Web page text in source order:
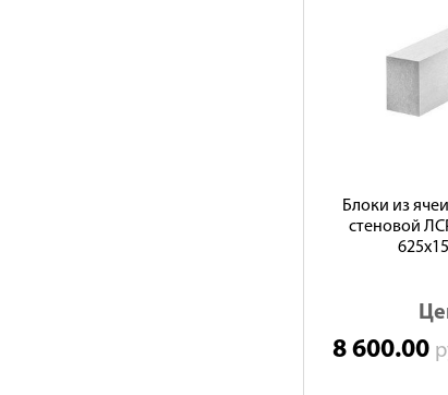
Блоки из
стеновой
8 600.00